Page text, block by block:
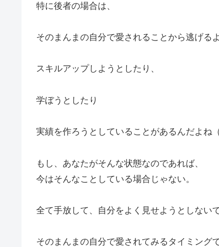
特に後者の場合は、
そのまんまの自分で愛されることから逃げるよ
スキルアップしようとしたり、
学ぼうとしたり
実績を作ろうとしていることがあるんだよね（
もし、あなたがそんな状態なのであれば、
今はそんなことしている場合じゃない。
全て手放して、自分をよく見せようとしないで
そのまんまの自分で愛されてみるタイミングで